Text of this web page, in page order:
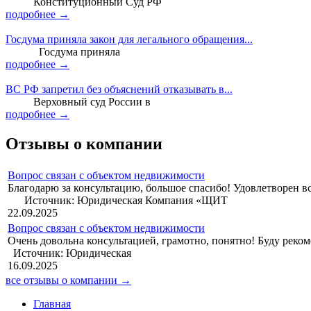
подробнее →
Госдума приняла закон для легального обращения...
Госдума приняла
подробнее →
ВС РФ запретил без объяснений отказывать в...
Верховный суд России в
подробнее →
Отзывы о компании
Вопрос связан с объектом недвижимости
Благодарю за консультацию,
Источник: Юридическая Компания «ЩИТ
22.09.2025
Вопрос связан с объектом недвижимости
Очень довольна
Источник: Юридическая
16.09.2025
все отзывы о компании →
Главная